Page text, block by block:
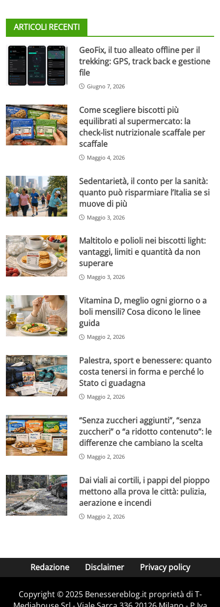
ARTICOLI RECENTI
GeoFix, il tuo alleato offline per il
trekking: GPS, track back e gestione
file
Giugno 7, 2026
Come scegliere biscotti più
equilibrati al supermercato: la
check-list nutrizionale scaffale per
scaffale
Maggio 4, 2026
Sedentarietà, il conto per la sanità:
quanto può risparmiare l’Italia se si
muove di più
Maggio 3, 2026
Maltitolo e polioli nei biscotti light:
vantaggi, limiti e quantità da non
superare
Maggio 3, 2026
Vitamina D, meglio ogni giorno o a
boli mensili? Cosa dicono le linee
guida
Maggio 2, 2026
Palestra, sport e benessere: quanto
costa tenersi in forma e perché lo
Stato ci guadagna
Maggio 2, 2026
“Senza zuccheri aggiunti”, “senza
zuccheri” o “a ridotto contenuto”: le
differenze che cambiano la scelta
Maggio 2, 2026
Dai viali ai cortili, i pappi del pioppo
mettono alla prova le città: pulizia,
aerazione e incendi
Maggio 2, 2026
Redazione Disclaimer Privacy policy
Copyright © 2025 Benessereblog.it proprietà di T-